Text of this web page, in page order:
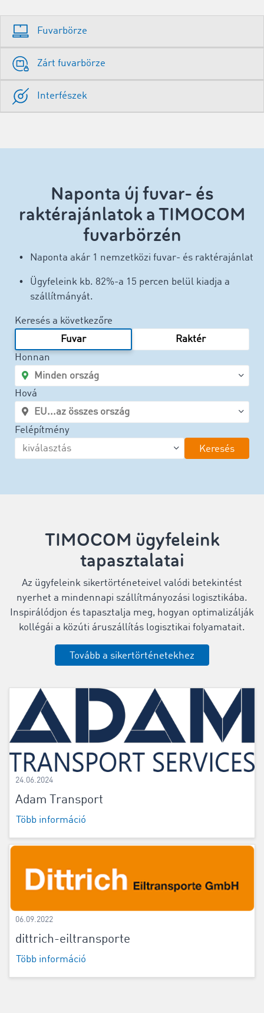
Fuvarbörze
Zárt fuvarbörze
Interfészek
Naponta új fuvar- és
raktérajánlatok a TIMOCOM
fuvarbörzén
Naponta akár 1 nemzetközi fuvar- és raktérajánlat
Ügyfeleink kb. 82%-a 15 percen belül kiadja a
szállítmányát.
Keresés a következőre
Fuvar
Raktér
Honnan
Hová
Felépítmény
Keresés
TIMOCOM ügyfeleink
tapasztalatai
Az ügyfeleink sikertörténeteivel valódi betekintést
nyerhet a mindennapi szállítmányozási logisztikába.
Inspirálódjon és tapasztalja meg, hogyan optimalizálják
kollégái a közúti áruszállítás logisztikai folyamatait.
Tovább a sikertörténetekhez
24.06.2024
Adam Transport
Több információ
06.09.2022
dittrich-eiltransporte
Több információ